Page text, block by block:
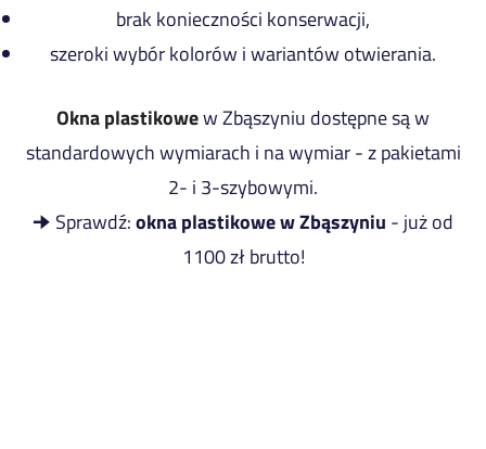
brak konieczności konserwacji,
szeroki wybór kolorów i wariantów otwierania.
Okna plastikowew Zbąszyniu dostępne są w
standardowych wymiarach i na wymiar - z pakietami
2- i 3-szybowymi.
🠊 Sprawdź:okna plastikowe w Zbąszyniu - już od
1100 zł brutto!